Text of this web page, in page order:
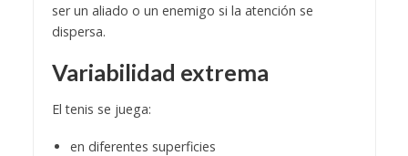
ser un aliado o un enemigo si la atención se
dispersa.
Variabilidad extrema
El tenis se juega:
en diferentes superficies